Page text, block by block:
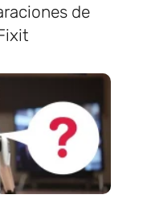
de